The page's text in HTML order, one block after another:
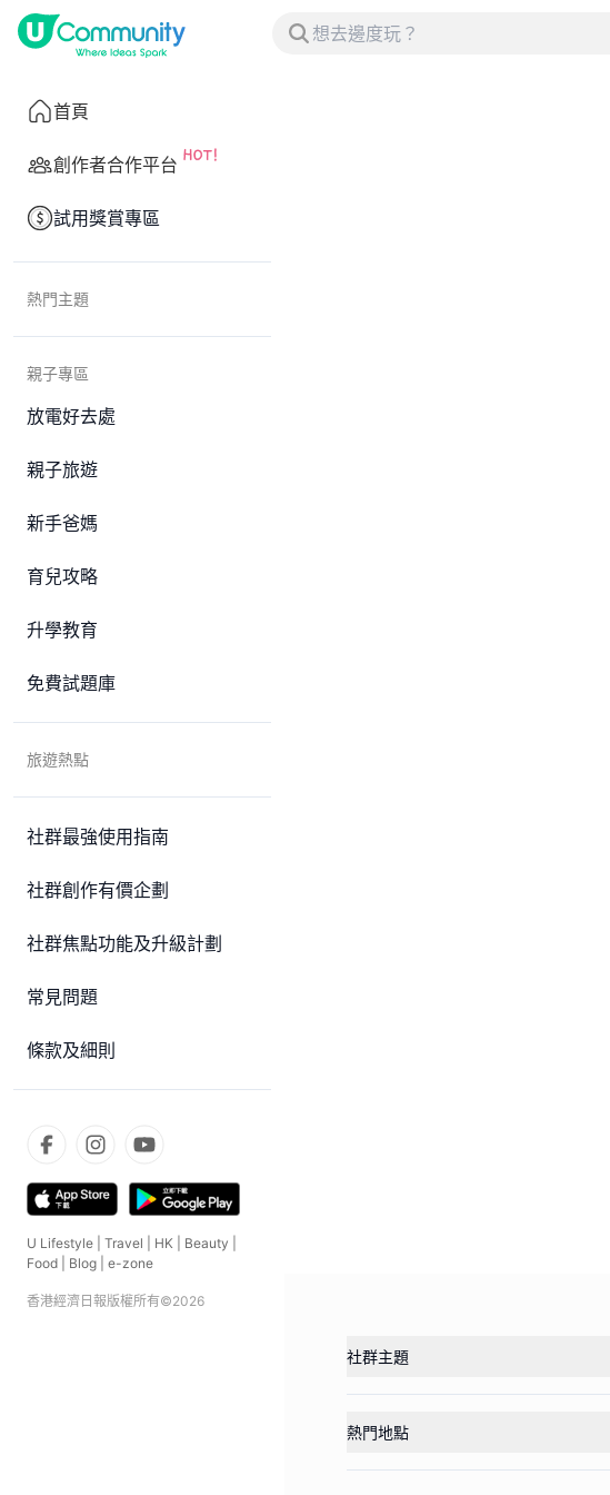
首頁
創作者合作平台
試用獎賞專區
熱門主題
親子專區
放電好去處
親子旅遊
新手爸媽
育兒攻略
升學教育
免費試題庫
旅遊熱點
社群最強使用指南
社群創作有價企劃
社群焦點功能及升級計劃
常見問題
條款及細則
U Lifestyle Travel HK Beauty
Food
Blog e-zone
香港經濟日報版權所有©2026
社群主題
熱門地點